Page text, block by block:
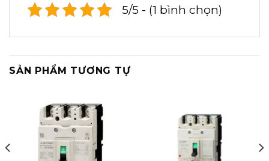
5/5 - (1 bình chọn)
SẢN PHẨM TƯƠNG TỰ